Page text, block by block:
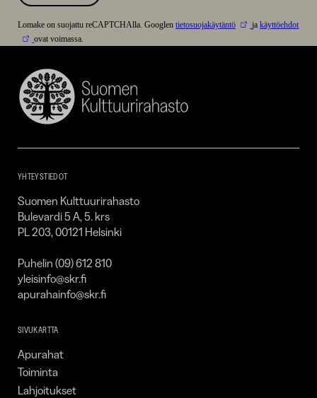
Lomake on suojattu reCAPTCHAlla. Googlen tietosuojakäytäntö jakäyttöehdot
ovat voimassa.
Suomen
Kulttuurirahasto
YHTEYSTIEDOT
Suomen Kulttuurirahasto
Bulevardi 5 A, 5. krs
PL 203, 00121 Helsinki
Puhelin (09) 612 810
yleisinfo@skr.fi
apurahainfo@skr.fi
SIVUKARTTA
Apurahat
Toiminta
Lahjoitukset